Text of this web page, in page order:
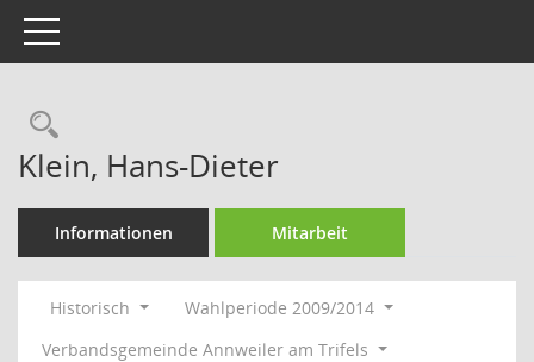
Toggle navigation
Rechercheauswahl
Klein, Hans-Dieter
Informationen Mitarbeit
Historisch
Wahlperiode 2009/2014
Verbandsgemeinde Annweiler am Trifels